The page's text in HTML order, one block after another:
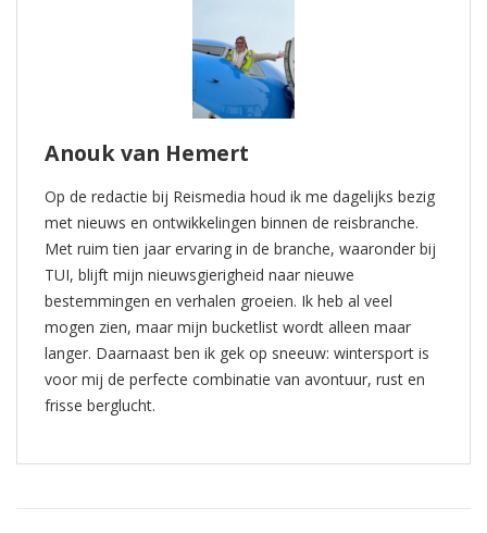
Anouk van Hemert
Op de redactie bij Reismedia houd ik me dagelijks bezig
met nieuws en ontwikkelingen binnen de reisbranche.
Met ruim tien jaar ervaring in de branche, waaronder bij
TUI, blijft mijn nieuwsgierigheid naar nieuwe
bestemmingen en verhalen groeien. Ik heb al veel
mogen zien, maar mijn bucketlist wordt alleen maar
langer. Daarnaast ben ik gek op sneeuw: wintersport is
voor mij de perfecte combinatie van avontuur, rust en
frisse berglucht.